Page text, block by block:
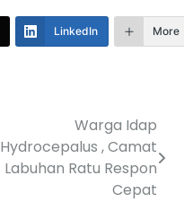
LinkedIn More
Warga Idap
Hydrocepalus , Camat
Labuhan Ratu Respon
Cepat